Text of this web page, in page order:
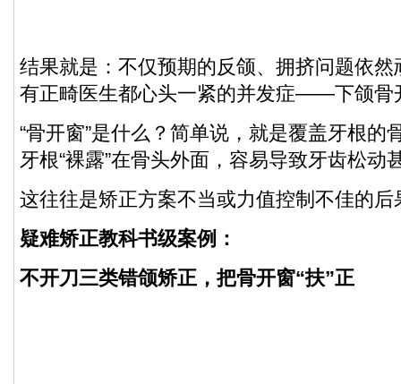
结果就是：不仅预期的反颌、拥挤问题依然
有正畸医生都心头一紧的并发症——下颌骨
“骨开窗”是什么？简单说，就是覆盖牙根的
牙根“裸露”在骨头外面 ，容易导致牙齿松动
这往往是矫正方案不当或力值控制不佳的后
疑难矫正教科书级案例：
不开刀三类错颌矫正，把骨开窗“扶”正